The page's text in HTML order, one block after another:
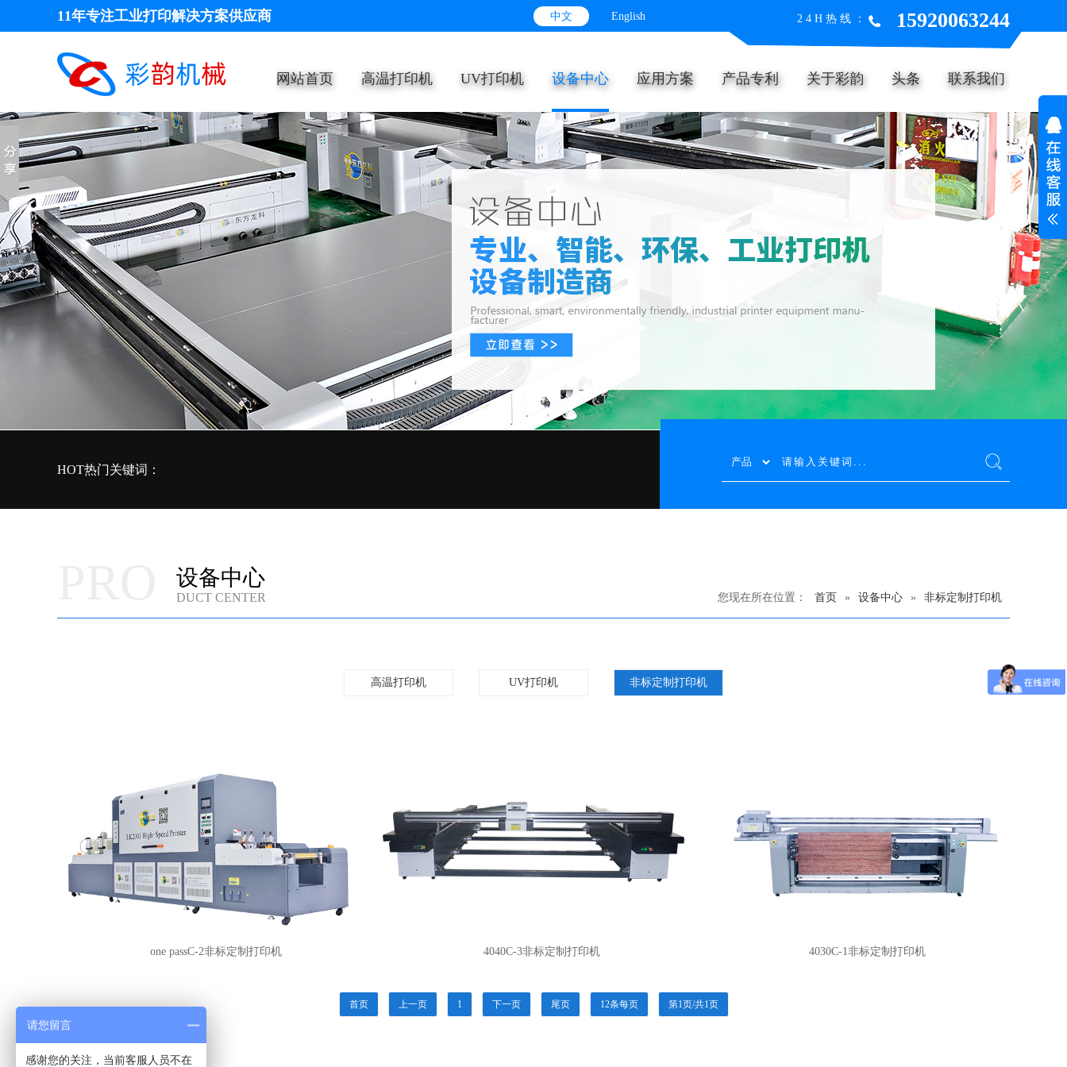
11年专注工业打印解决方案供应商 中文 English 24H热线： 15920063244
网站首页 高温打印机 UV打印机 设备中心 应用方案 产品专利 关于彩韵 头条 联系我们
HOT热门关键词：
设备中心
DUCT CENTER 您现在所在位置： 首页 » 设备中心 » 非标定制打印机
高温打印机 UV打印机 非标定制打印机
one passC-2非标定制打印机 4040C-3非标定制打印机 4030C-1非标定制打印机
首页 上一页 1 下一页 尾页 12条每页 第1页/共1页
请您留言
感谢您的关注，当前客服人员不在